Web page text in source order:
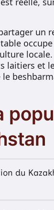
un
laitiers et
du